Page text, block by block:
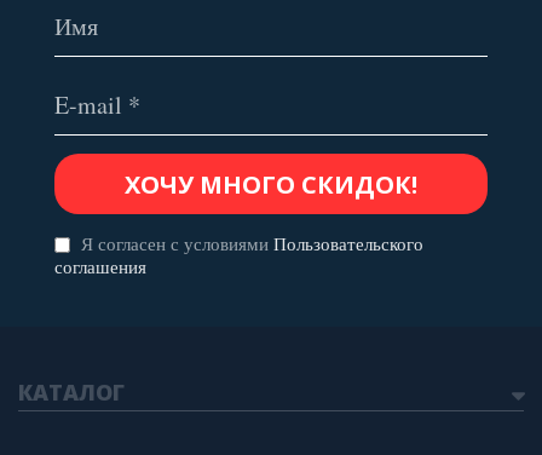
Я согласен с условиями Пользовательского
соглашения
КАТАЛОГ